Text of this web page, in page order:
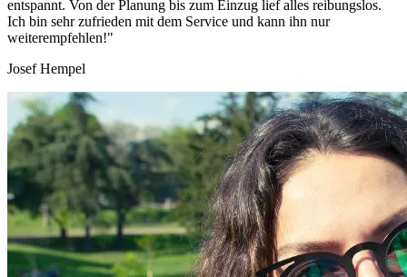
entspannt. Von der Planung bis zum Einzug lief alles reibungslos.
Ich bin sehr zufrieden mit dem Service und kann ihn nur
weiterempfehlen!"
Josef Hempel